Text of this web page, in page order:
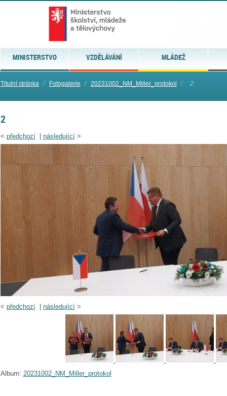
MINISTERSTVO VZDĚLÁVÁNÍ MLÁDEŽ
Titulní stránka ⁄ Fotogalerie ⁄ 20231002_NM_Miller_protokol ⁄ 2
2
< předchozí| následující>
< předchozí| následující>
Album: 20231002_NM_Miller_protokol